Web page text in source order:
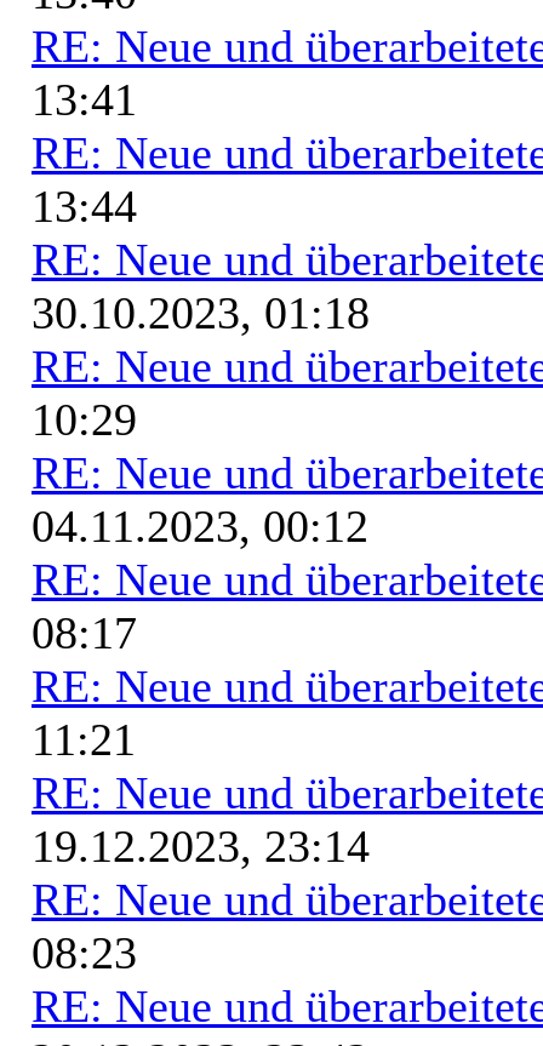
RE: Neue und
13:41
RE: Neue und
13:44
RE: Neue und
30.10.2023, 01:18
RE: Neue und
10:29
RE: Neue und
04.11.2023, 00:12
RE: Neue und
08:17
RE: Neue und
11:21
RE: Neue und
19.12.2023, 23:14
RE: Neue und
08:23
RE: Neue und